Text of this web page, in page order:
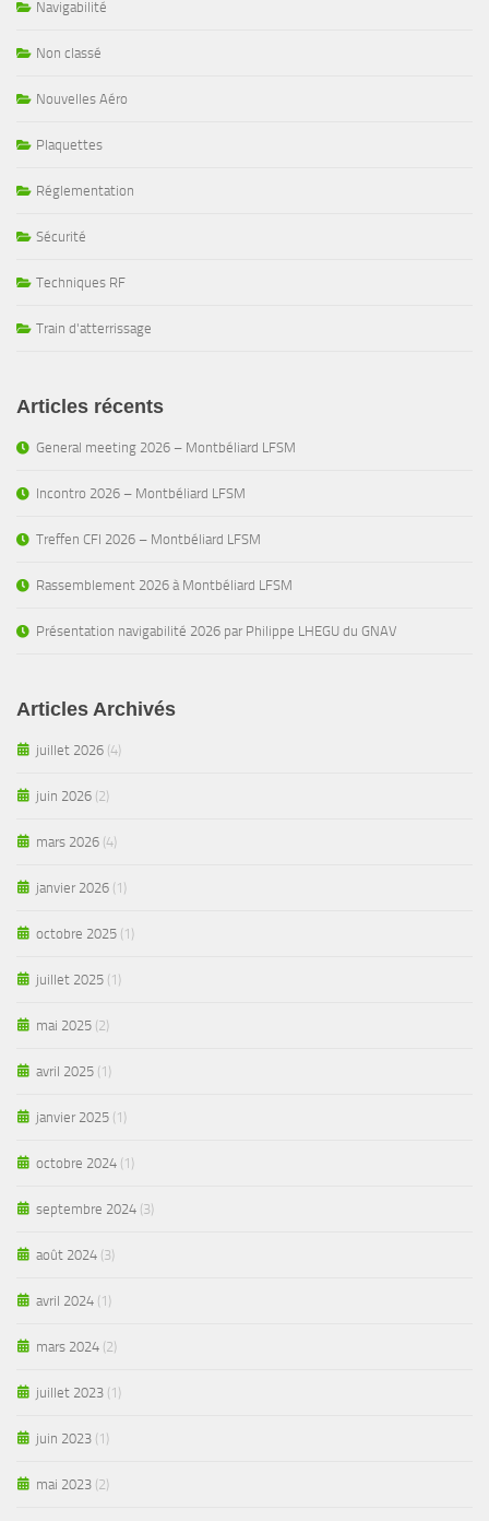
Navigabilité
Non classé
Nouvelles Aéro
Plaquettes
Réglementation
Sécurité
Techniques RF
Train d'atterrissage
Articles récents
General meeting 2026 – Montbéliard LFSM
Incontro 2026 – Montbéliard LFSM
Treffen CFI 2026 – Montbéliard LFSM
Rassemblement 2026 à Montbéliard LFSM
Présentation navigabilité 2026 par Philippe LHEGU du GNAV
Articles Archivés
juillet 2026 (4)
juin 2026 (2)
mars 2026 (4)
janvier 2026 (1)
octobre 2025 (1)
juillet 2025 (1)
mai 2025 (2)
avril 2025 (1)
janvier 2025 (1)
octobre 2024 (1)
septembre 2024 (3)
août 2024 (3)
avril 2024 (1)
mars 2024 (2)
juillet 2023 (1)
juin 2023 (1)
mai 2023 (2)